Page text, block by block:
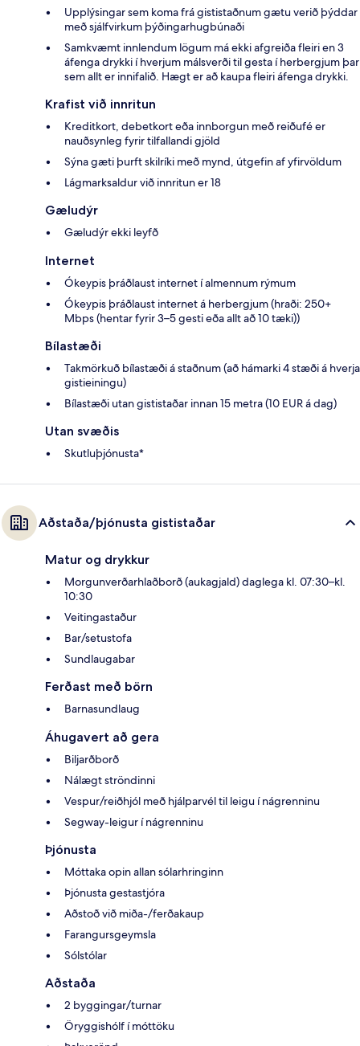
Upplýsingar sem koma frá gististaðnum gætu verið þýddar
með sjálfvirkum þýðingarhugbúnaði
Samkvæmt innlendum lögum má ekki afgreiða fleiri en 3
áfenga drykki í hverjum málsverði til gesta í herbergjum þar
sem allt er innifalið. Hægt er að kaupa fleiri áfenga drykki.
Krafist við innritun
Kreditkort, debetkort eða innborgun með reiðufé er
nauðsynleg fyrir tilfallandi gjöld
Sýna gæti þurft skilríki með mynd, útgefin af yfirvöldum
Lágmarksaldur við innritun er 18
Gæludýr
Gæludýr ekki leyfð
Internet
Ókeypis þráðlaust internet í almennum rýmum
Ókeypis þráðlaust internet á herbergjum (hraði: 250+
Mbps (hentar fyrir 3–5 gesti eða allt að 10 tæki))
Bílastæði
Takmörkuð bílastæði á staðnum (að hámarki 4 stæði á hverja
gistieiningu)
Bílastæði utan gististaðar innan 15 metra (10 EUR á dag)
Utan svæðis
Skutluþjónusta*
Aðstaða/þjónusta gististaðar
Matur og drykkur
Morgunverðarhlaðborð (aukagjald) daglega kl. 07:30–kl.
10:30
Veitingastaður
Bar/setustofa
Sundlaugabar
Ferðast með börn
Barnasundlaug
Áhugavert að gera
Biljarðborð
Nálægt ströndinni
Vespur/reiðhjól með hjálparvél til leigu í nágrenninu
Segway-leigur í nágrenninu
Þjónusta
Móttaka opin allan sólarhringinn
Þjónusta gestastjóra
Aðstoð við miða-/ferðakaup
Farangursgeymsla
Sólstólar
Aðstaða
2 byggingar/turnar
Öryggishólf í móttöku